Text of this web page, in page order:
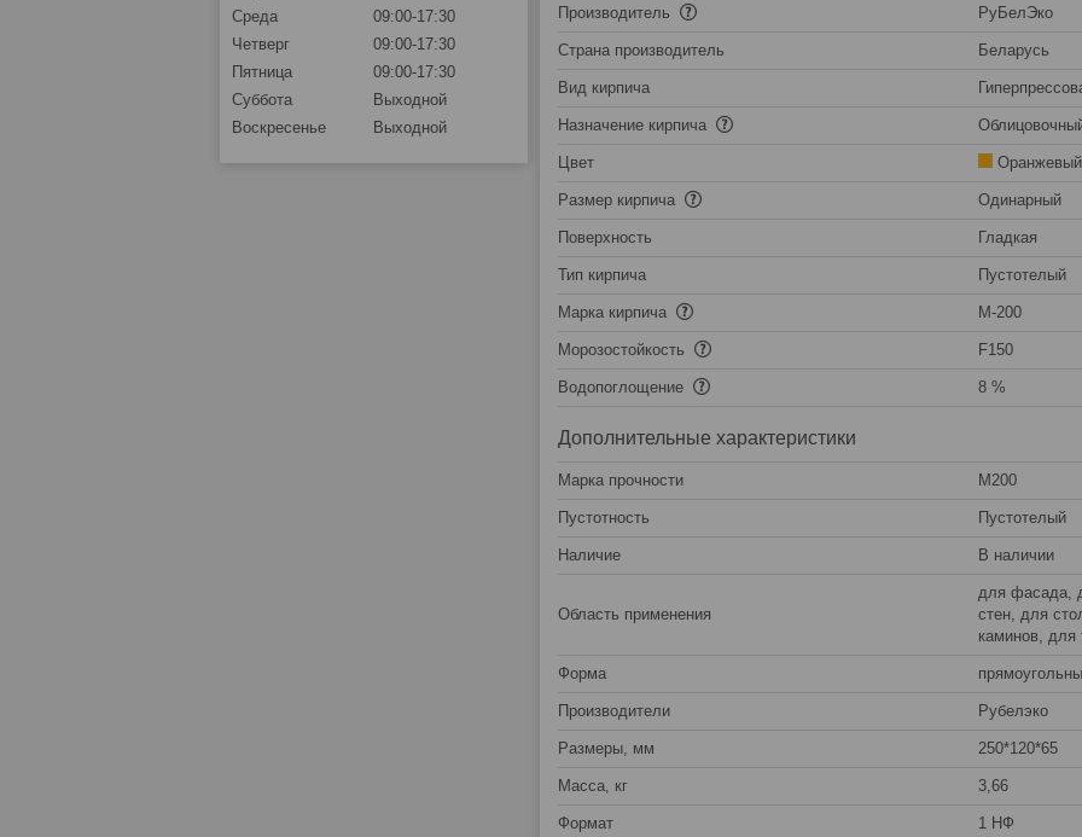
Производитель РуБелЭко
Страна производитель Беларусь
Вид кирпича
Назначение кирпича
Цвет Оранжевый
Размер кирпича Одинарный
Поверхность Гладкая
Тип кирпича Пустотелый
Марка кирпича М-200
Морозостойкость F150
Водопоглощение 8 %
Дополнительные характеристики
Марка прочности М200
Пустотность Пустотелый
Наличие В наличии
Область применения
для фасада,
стен, для
каминов,
Форма
Производители Рубелэко
Размеры, мм 250*120*65
Масса, кг 3,66
Формат 1 НФ
Среда
09:00-17:30
Четверг
09:00-17:30
Пятница
09:00-17:30
Суббота
Выходной
Воскресенье
Выходной